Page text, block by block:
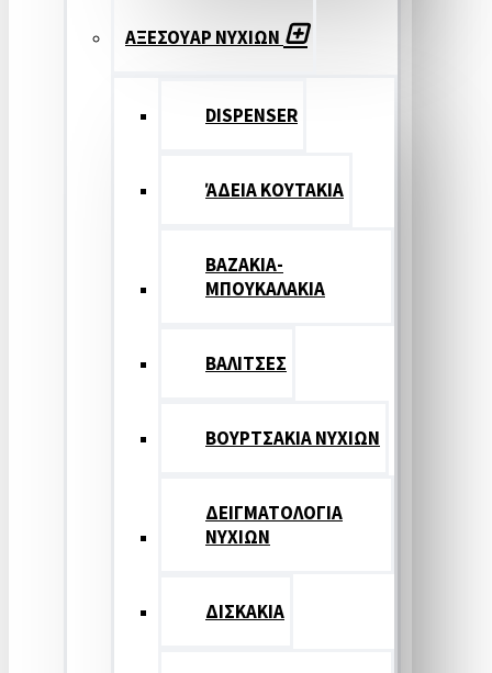
ΑΞΕΣΟΥΑΡ ΝΥΧΙΩΝ
DISPENSER
ΆΔΕΙΑ ΚΟΥΤΑΚΙΑ
ΒΑΖΑΚΙΑ-
ΜΠΟΥΚΑΛΑΚΙΑ
ΒΑΛΙΤΣΕΣ
ΒΟΥΡΤΣΑΚΙΑ ΝΥΧΙΩΝ
ΔΕΙΓΜΑΤΟΛΟΓΙΑ
ΝΥΧΙΩΝ
ΔΙΣΚΑΚΙΑ